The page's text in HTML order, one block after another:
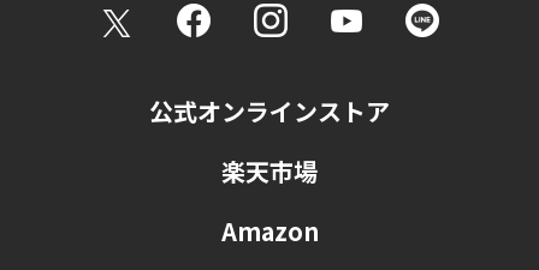
ていただく場合、掲載範囲をあらかじめ説明
し、ご本人承諾のうえで掲載させていただき
そのほか、個人情報保護に関する法律を厳守
することを前提とし、業務に必要な範囲内に
おいて個人情報を利用します。
第三者への情報提供について
公式オンラインストア
楽天市場
Amazon